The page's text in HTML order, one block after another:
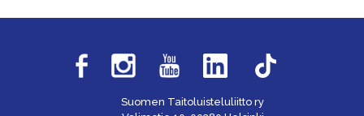
Suomen Taitoluisteluliitto ry